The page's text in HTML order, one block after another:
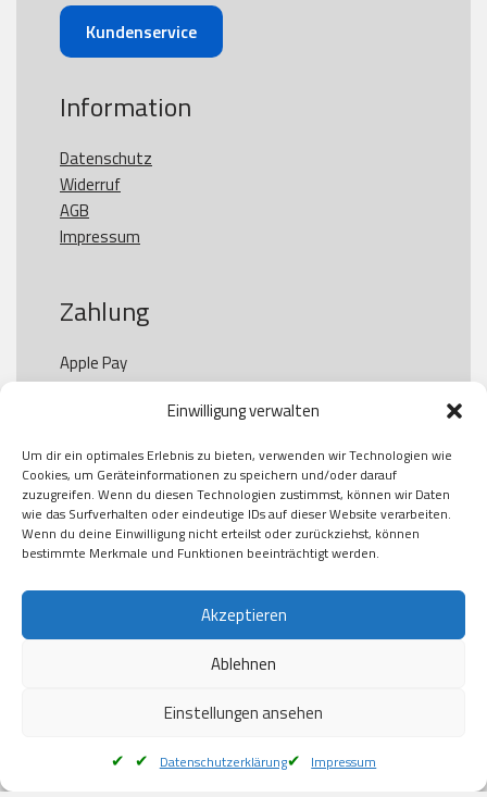
Einwilligung verwalten
Um dir ein optimales Erlebnis zu bieten, verwenden wir Technologien wie
Cookies, um Geräteinformationen zu speichern und/oder darauf
zuzugreifen. Wenn du diesen Technologien zustimmst, können wir Daten
wie das Surfverhalten oder eindeutige IDs auf dieser Website verarbeiten.
Wenn du deine Einwilligung nicht erteilst oder zurückziehst, können
bestimmte Merkmale und Funktionen beeinträchtigt werden.
Akzeptieren
Ablehnen
Einstellungen ansehen
Datenschutzerklärung Impressum
Kundenservice
Information
Datenschutz
Widerruf
AGB
Impressum
Zahlung
Apple Pay
Paypal
Kauf auf Rechung
Klarna
American Express